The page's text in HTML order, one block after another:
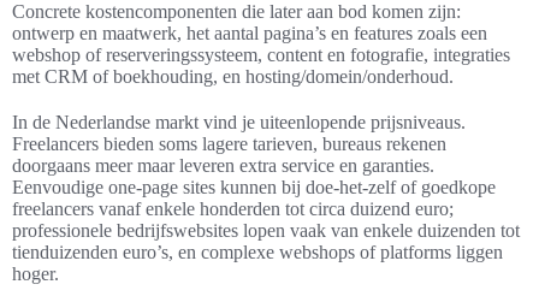
Concrete kostencomponenten die later aan bod komen zijn:
ontwerp en maatwerk, het aantal pagina’s en features zoals een
webshop of reserveringssysteem, content en fotografie, integraties
met CRM of boekhouding, en hosting/domein/onderhoud.
In de Nederlandse markt vind je uiteenlopende prijsniveaus.
Freelancers bieden soms lagere tarieven, bureaus rekenen
doorgaans meer maar leveren extra service en garanties.
Eenvoudige one-page sites kunnen bij doe-het-zelf of goedkope
freelancers vanaf enkele honderden tot circa duizend euro;
professionele bedrijfswebsites lopen vaak van enkele duizenden tot
tienduizenden euro’s, en complexe webshops of platforms liggen
hoger.